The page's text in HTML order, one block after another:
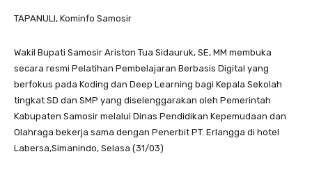
TAPANULI, Kominfo Samosir
Wakil Bupati Samosir Ariston Tua Sidauruk, SE, MM membuka
secara resmi Pelatihan Pembelajaran Berbasis Digital yang
berfokus pada Koding dan Deep Learning bagi Kepala Sekolah
tingkat SD dan SMP yang diselenggarakan oleh Pemerintah
Kabupaten Samosir melalui Dinas Pendidikan Kepemudaan dan
Olahraga bekerja sama dengan Penerbit PT. Erlangga di hotel
Labersa,Simanindo, Selasa (31/03)